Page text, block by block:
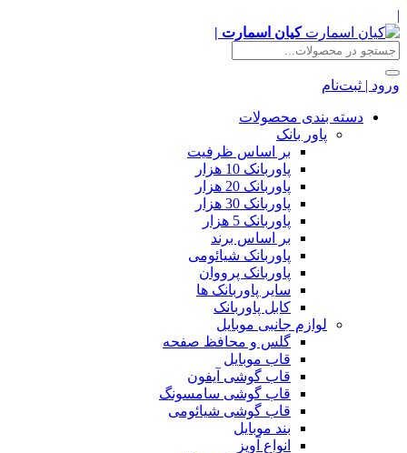
|
کیان اسمارت |
ورود | ثبت‌نام
دسته بندی محصولات
پاور بانک
بر اساس ظرفیت
پاوربانک 10 هزار
پاوربانک 20 هزار
پاوربانک 30 هزار
پاوربانک 5 هزار
بر اساس برند
پاوربانک شیائومی
پاوربانک پرووان
سایر پاوربانک ها
کابل پاوربانک
لوازم جانبی موبایل
گلس و محافظ صفحه
قاب موبایل
قاب گوشی آیفون
قاب گوشی سامسونگ
قاب گوشی شیائومی
بند موبایل
انواع آویز